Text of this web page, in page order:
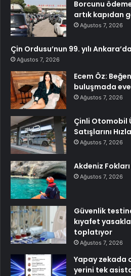
Borcunu
artık kapıdan
Ağustos 7, 2026
Çin Ordusu’nun 99. yılı
Ağustos 7, 2026
Ecem Öz:
buluşmada
Ağustos 7, 2026
Çinli Otomobil
Satışlarını
Ağustos 7, 2026
Akdeniz
Ağustos 7, 2026
Güvenlik
kıyafet
toplatıyor
Ağustos 7, 2026
Yapay zekada
yerini tek